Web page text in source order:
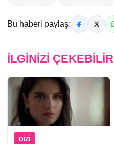
Bu haberi paylaş:
İLGINIZI ÇEKEBILIR
DIZI